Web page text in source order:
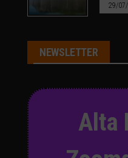
29/
NEWSLETTER
Alta